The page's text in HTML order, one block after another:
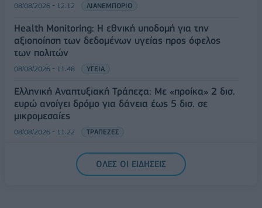
08/08/2026 - 12:12 ΛΙΑΝΕΜΠΟΡΙΟ
Health Monitoring: Η εθνική υποδομή για την
αξιοποίηση των δεδομένων υγείας προς όφελος
των πολιτών
08/08/2026 - 11:48 ΥΓΕΙΑ
Ελληνική Αναπτυξιακή Τράπεζα: Με «προίκα» 2 δισ.
ευρώ ανοίγει δρόμο για δάνεια έως 5 δισ. σε
μικρομεσαίες
08/08/2026 - 11:22 ΤΡΑΠΕΖΕΣ
5G παντού, 6G στον ορίζοντα: Πού βρίσκεται η
Ελλάδα στη μεγάλη τεχνολογική μετάβαση
ΟΛΕΣ ΟΙ ΕΙΔΗΣΕΙΣ